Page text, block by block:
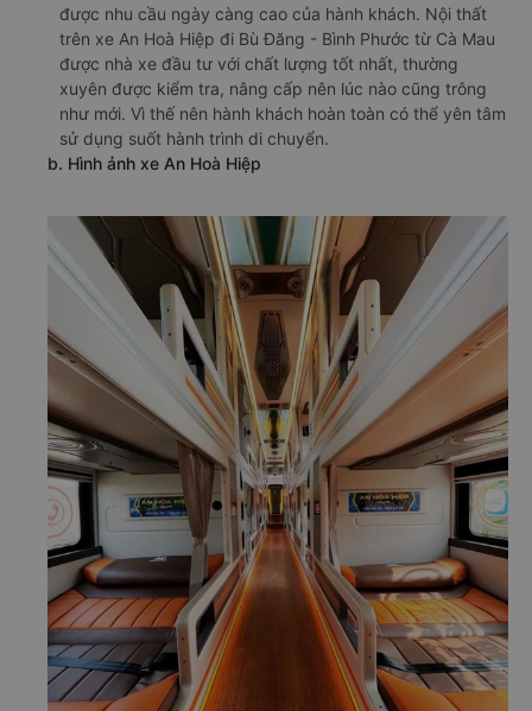
được nhu cầu ngày càng cao của hành khách. Nội thất
trên xe An Hoà Hiệp đi Bù Đăng - Bình Phước từ Cà Mau
được nhà xe đầu tư với chất lượng tốt nhất, thường
xuyên được kiểm tra, nâng cấp nên lúc nào cũng trông
như mới. Vì thế nên hành khách hoàn toàn có thể yên tâm
sử dụng suốt hành trình di chuyển.
b. Hình ảnh xe An Hoà Hiệp